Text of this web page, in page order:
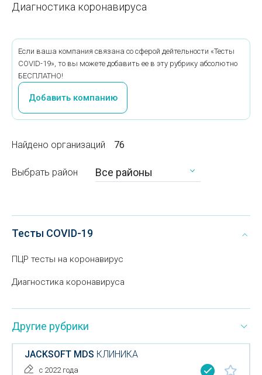
Диагностика коронавируса
Если ваша компания связана со сферой дейтельности «Тесты
COVID-19», то вы можете добавить ее в эту рубрику абсолютно
БЕСПЛАТНО!
Добавить компанию
Найдено организаций 76
Выбрать район Все районы
Тесты COVID-19
ПЦР тесты на коронавирус
Диагностика коронавируса
Другие рубрики
JACKSOFT MDS КЛИНИКА
с 2022 года